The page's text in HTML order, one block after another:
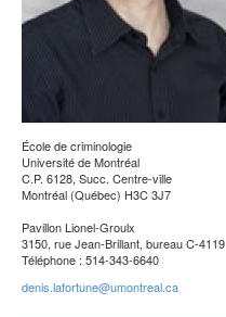
École de criminologie
Université de Montréal
C.P. 6128, Succ. Centre-ville
Montréal (Québec) H3C 3J7
Pavillon Lionel-Groulx
3150, rue Jean-Brillant, bureau C-4119
Téléphone : 514-343-6640
denis.lafortune@umontreal.ca